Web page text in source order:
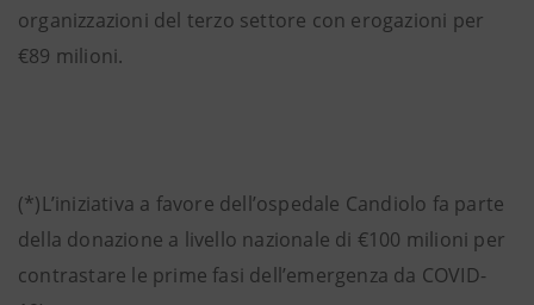
organizzazioni del terzo settore con erogazioni per
€89 milioni.
(*)L’iniziativa a favore dell’ospedale Candiolo fa parte
della donazione a livello nazionale di €100 milioni per
contrastare le prime fasi dell’emergenza da COVID-